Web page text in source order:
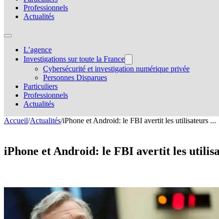
Professionnels
Actualités
L’agence
Investigations sur toute la France
Cybersécurité et investigation numérique privée
Personnes Disparues
Particuliers
Professionnels
Actualités
Accueil/Actualités/iPhone et Android: le FBI avertit les utilisateurs ...
iPhone et Android: le FBI avertit les